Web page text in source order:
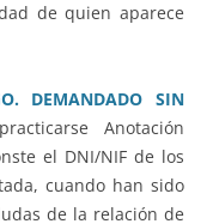
de quien aparece
DEMANDADO SIN
Anotación
el DNI/NIF de los
cuando han sido
de la relación de